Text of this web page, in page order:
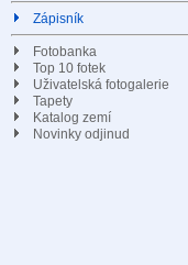
Zápisník
Fotobanka
Top 10 fotek
Uživatelská fotogalerie
Tapety
Katalog zemí
Novinky odjinud